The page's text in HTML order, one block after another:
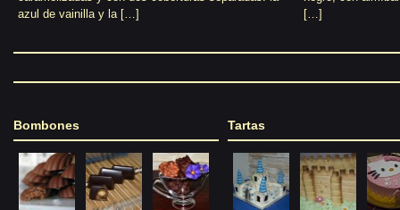
azul de vainilla y la […]
[…]
Bombones Tartas